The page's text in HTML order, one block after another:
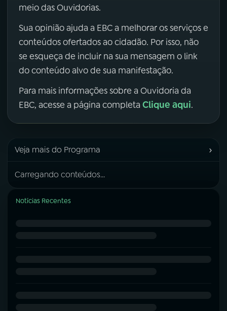
meio das Ouvidorias.
Sua opinião ajuda a EBC a melhorar os serviços e
conteúdos ofertados ao cidadão. Por isso, não
se esqueça de incluir na sua mensagem o link
do conteúdo alvo de sua manifestação.
Para mais informações sobre a Ouvidoria da
EBC, acesse a página completa Clique aqui.
Veja mais do Programa ›
Carregando conteúdos...
Notícias Recentes